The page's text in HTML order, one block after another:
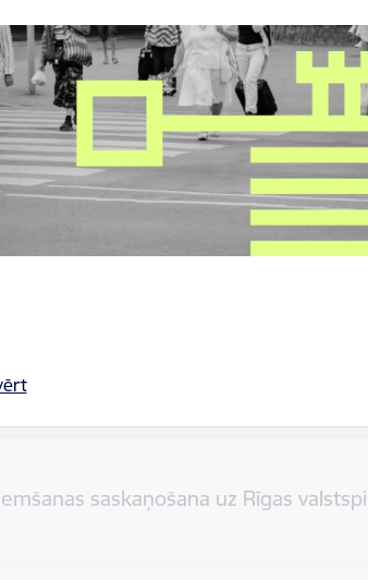
darbiem) novietošanas
vietā vizuālā risinājuma saskaņošana
saskaņošana uz Rīgas